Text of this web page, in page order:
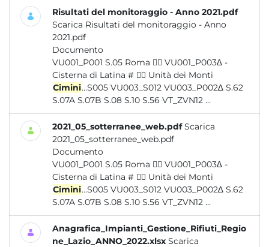
Risultati del monitoraggio - Anno 2021.pdf
Scarica Risultati del monitoraggio - Anno
2021.pdf
Documento
VU001_P001 S.05 Roma  VU001_P003∆ -
Cisterna di Latina #  Unità dei Monti
Cimini...S005 VU003_S012 VU003_P002∆ S.62
S.07A S.07B S.08 S.10 S.56 VT_ZVN12 ...
2021_05_sotterranee_web.pdf Scarica
2021_05_sotterranee_web.pdf
Documento
VU001_P001 S.05 Roma  VU001_P003∆ -
Cisterna di Latina #  Unità dei Monti
Cimini...S005 VU003_S012 VU003_P002∆ S.62
S.07A S.07B S.08 S.10 S.56 VT_ZVN12 ...
Anagrafica_Impianti_Gestione_Rifiuti_Regio
ne_Lazio_ANNO_2022.xlsx Scarica